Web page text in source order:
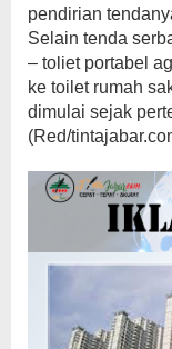
pendirian
Selain tenda
– toliet portabel
ke toilet rumah
dimulai sejak
(Red/